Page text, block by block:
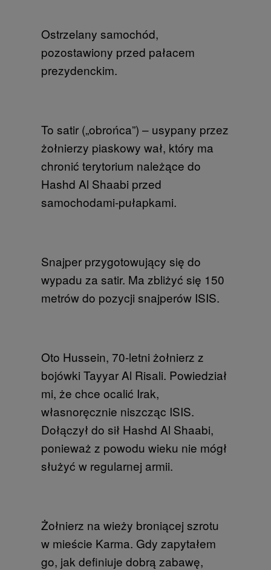
Ostrzelany samochód,
pozostawiony przed pałacem
prezydenckim.
To satir („obrońca”) – usypany przez
żołnierzy piaskowy wał, który ma
chronić terytorium należące do
Hashd Al Shaabi przed
samochodami-pułapkami.
Snajper przygotowujący się do
wypadu za satir. Ma zbliżyć się 150
metrów do pozycji snajperów ISIS.
Oto Hussein, 70-letni żołnierz z
bojówki Tayyar Al Risali. Powiedział
mi, że chce ocalić Irak,
własnoręcznie niszcząc ISIS.
Dołączył do sił Hashd Al Shaabi,
ponieważ z powodu wieku nie mógł
służyć w regularnej armii.
Żołnierz na wieży broniącej szrotu
w mieście Karma. Gdy zapytałem
go, jak definiuje dobrą zabawę,